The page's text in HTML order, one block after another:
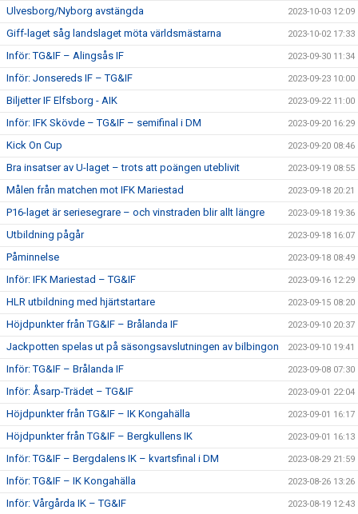
Ulvesborg/Nyborg avstängda 2023-10-03 12:09
Giff-laget såg landslaget möta världsmästarna 2023-10-02 17:33
Inför: TG&IF – Alingsås IF 2023-09-30 11:34
Inför: Jonsereds IF – TG&IF 2023-09-23 10:00
Biljetter IF Elfsborg - AIK 2023-09-22 11:00
Inför: IFK Skövde – TG&IF – semifinal i DM 2023-09-20 16:29
Kick On Cup 2023-09-20 08:46
Bra insatser av U-laget – trots att poängen uteblivit 2023-09-19 08:55
Målen från matchen mot IFK Mariestad 2023-09-18 20:21
P16-laget är seriesegrare – och vinstraden blir allt längre 2023-09-18 19:36
Utbildning pågår 2023-09-18 16:07
Påminnelse 2023-09-18 08:49
Inför: IFK Mariestad – TG&IF 2023-09-16 12:29
HLR utbildning med hjärtstartare 2023-09-15 08:20
Höjdpunkter från TG&IF – Brålanda IF 2023-09-10 20:37
Jackpotten spelas ut på säsongsavslutningen av bilbingon 2023-09-10 19:41
Inför: TG&IF – Brålanda IF 2023-09-08 07:30
Inför: Åsarp-Trädet – TG&IF 2023-09-01 22:04
Höjdpunkter från TG&IF – IK Kongahälla 2023-09-01 16:17
Höjdpunkter från TG&IF – Bergkullens IK 2023-09-01 16:13
Inför: TG&IF – Bergdalens IK – kvartsfinal i DM 2023-08-29 21:59
Inför: TG&IF – IK Kongahälla 2023-08-26 13:26
Inför: Vårgårda IK – TG&IF 2023-08-19 12:43